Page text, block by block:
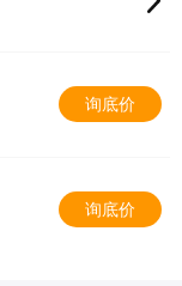
询底价
询底价